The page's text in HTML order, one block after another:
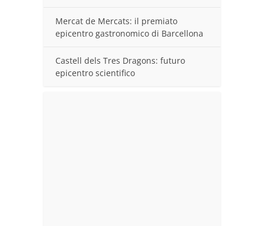
Mercat de Mercats: il premiato
epicentro gastronomico di Barcellona
Castell dels Tres Dragons: futuro
epicentro scientifico